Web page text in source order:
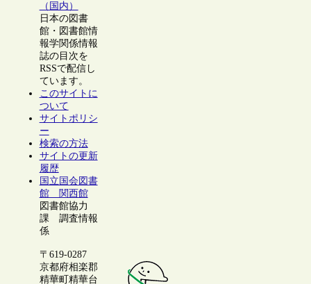
（国内）
日本の図書
館・図書館情
報学関係情報
誌の目次を
RSSで配信し
ています。
このサイトに
ついて
サイトポリシ
ー
検索の方法
サイトの更新
履歴
国立国会図書
館 関西館
図書館協力
課 調査情報
係
〒619-0287
京都府相楽郡
精華町精華台